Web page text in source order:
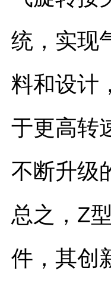
统，实现
料和设计
于更高转
不断升级
总之，Z
件，其创